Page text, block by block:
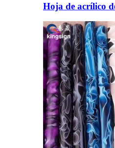
Hoja de acrílico